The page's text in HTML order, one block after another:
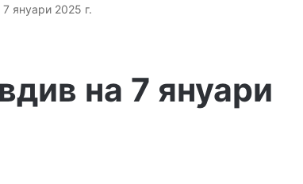
януари 2025 г.
на 7 януари